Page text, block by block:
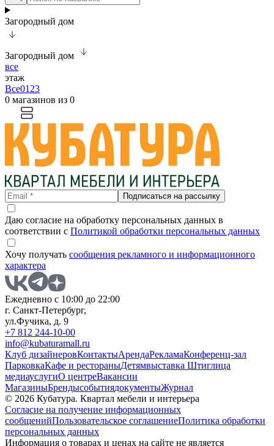
Загородный дом
Загородный дом
все
этаж
Все01 23
0 магазинов из 0
Подписаться на рассылку
Даю согласие на обработку персональных данных в
соответствии с Политикой обработки персональных данных
Хочу получать сообщения рекламного и информационного
характера
Ежедневно с 10:00 до 22:00
г. Санкт-Петербург,
ул.Фучика, д. 9
+7 812 244-10-00
info@kubaturamall.ru
Клуб дизайнеровКонтактыАрендаРекламаКонференц-зал
ПарковкаКафе и рестораныДетямвыставка Штиглица
медиауслугиО центреВакансии
МагазиныБрендысобытиядокументыЖурнал
© 2026 Кубатура. Квартал мебели и интерьера
Согласие на получение информационных
сообщенийПользовательское соглашениеПолитика обработки
персональных данных
Информация о товарах и ценах на сайте не является